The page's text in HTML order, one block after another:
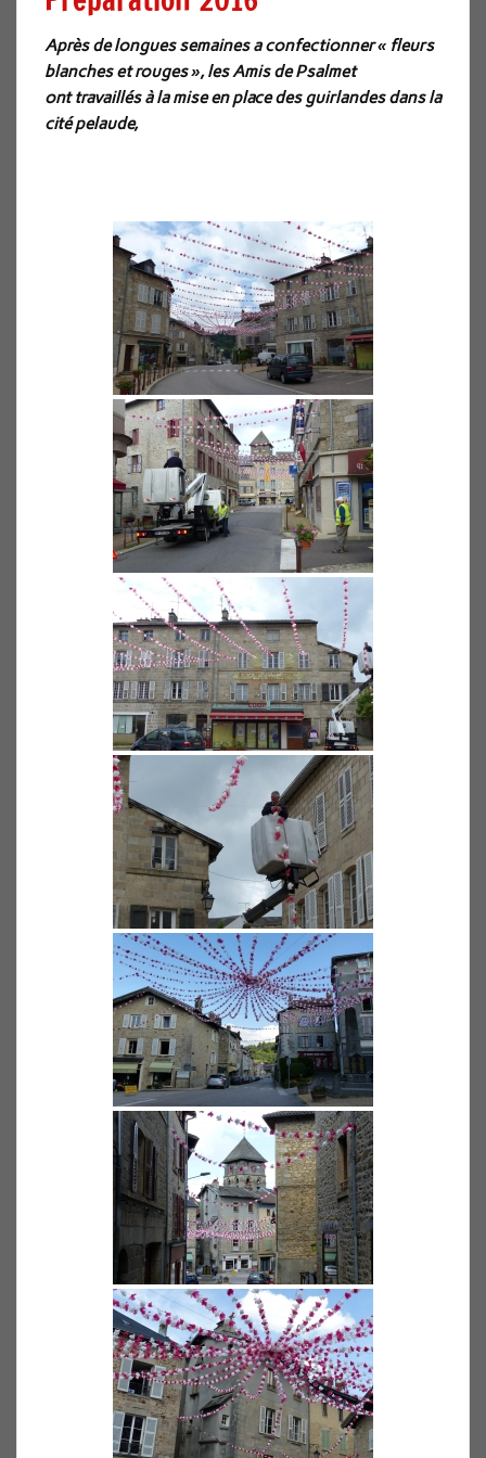
Après de longues semaines a confectionner « fleurs
blanches et rouges », les Amis de Psalmet
ont travaillés à la mise en place des guirlandes dans la
cité pelaude,